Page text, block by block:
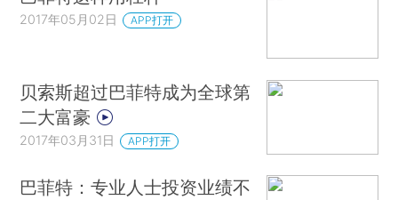
2017年05月02日 APP打开
贝索斯超过巴菲特成为全球第
二大富豪
2017年03月31日 APP打开
巴菲特：专业人士投资业绩不